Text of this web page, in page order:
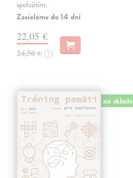
spolužitím.
Zasielame do 14 dní
22,05 €
24,50 € ?
na sklade